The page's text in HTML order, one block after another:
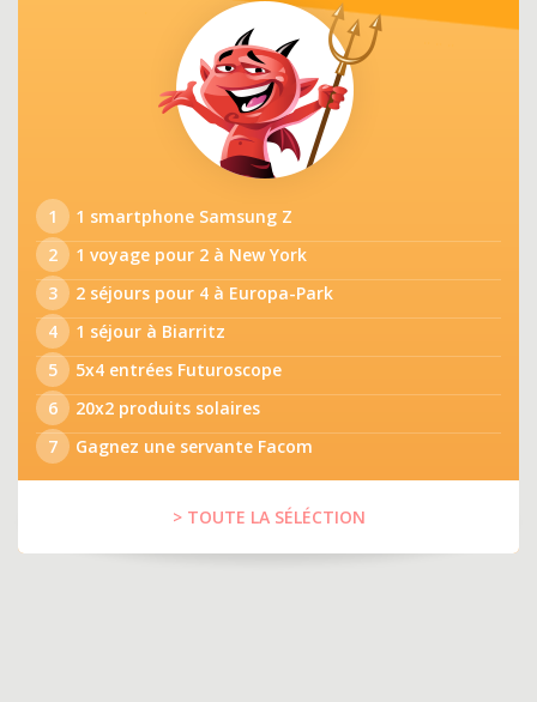
1
1 smartphone Samsung Z
2
1 voyage pour 2 à New York
3
2 séjours pour 4 à Europa-Park
4
1 séjour à Biarritz
5
5x4 entrées Futuroscope
6
20x2 produits solaires
7
Gagnez une servante Facom
> TOUTE LA SÉLÉCTION